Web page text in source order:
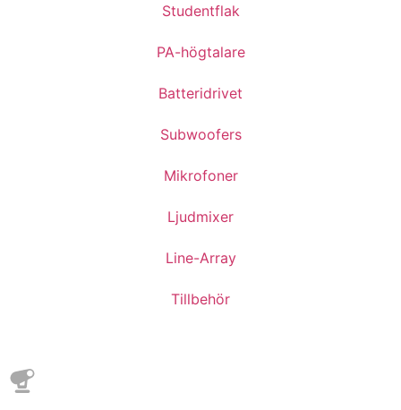
Studentflak
PA-högtalare
Batteridrivet
Subwoofers
Mikrofoner
Ljudmixer
Line-Array
Tillbehör